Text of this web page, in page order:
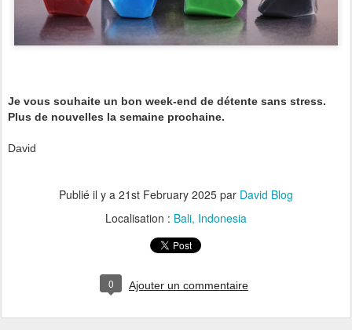
Je vous souhaite un bon week-end de détente sans stress.
Plus de nouvelles la semaine prochaine.
David
Publié il y a 21st February 2025 par David Blog
Localisation : Bali, Indonesia
0 Ajouter un commentaire